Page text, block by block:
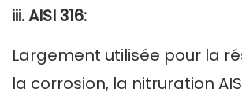
iii. AISI 316:
Largement utilisée pour la
la corrosion, la nitruration